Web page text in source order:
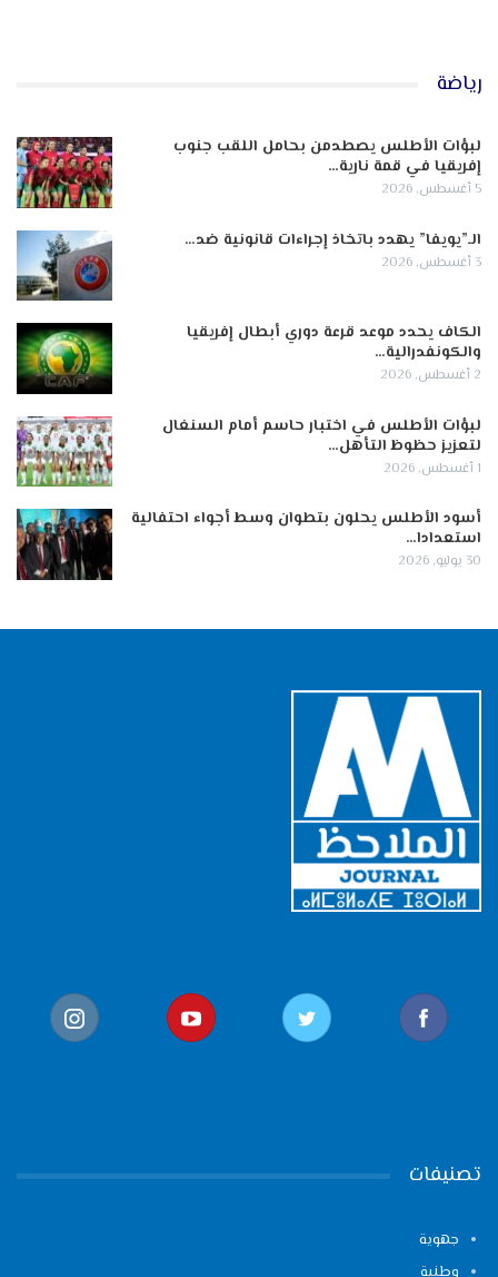
رياضة
لبؤات الأطلس يصطدمن بحامل اللقب جنوب
إفريقيا في قمة نارية…
5 أغسطس, 2026
الـ”يويفا” يهدد باتخاذ إجراءات قانونية ضد…
3 أغسطس, 2026
الكاف يحدد موعد قرعة دوري أبطال إفريقيا
والكونفدرالية…
2 أغسطس, 2026
لبؤات الأطلس في اختبار حاسم أمام السنغال
لتعزيز حظوظ التأهل…
1 أغسطس, 2026
أسود الأطلس يحلون بتطوان وسط أجواء احتفالية
استعدادا…
30 يوليو, 2026
تصنيفات
جهوية
وطنية